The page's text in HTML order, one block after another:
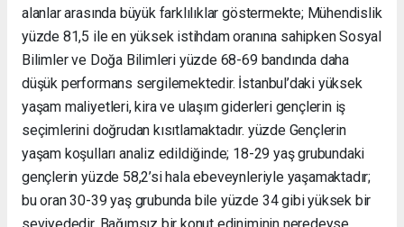
alanlar arasında büyük farklılıklar göstermekte; Mühendislik
yüzde 81,5 ile en yüksek istihdam oranına sahipken Sosyal
Bilimler ve Doğa Bilimleri yüzde 68-69 bandında daha
düşük performans sergilemektedir. İstanbul’daki yüksek
yaşam maliyetleri, kira ve ulaşım giderleri gençlerin iş
seçimlerini doğrudan kısıtlamaktadır. yüzde Gençlerin
yaşam koşulları analiz edildiğinde; 18-29 yaş grubundaki
gençlerin yüzde 58,2’si hala ebeveynleriyle yaşamaktadır;
bu oran 30-39 yaş grubunda bile yüzde 34 gibi yüksek bir